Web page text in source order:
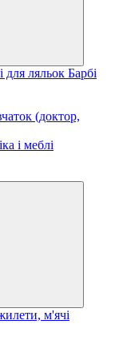
для ляльок Барбі
(доктор,
і меблі
м'ячі